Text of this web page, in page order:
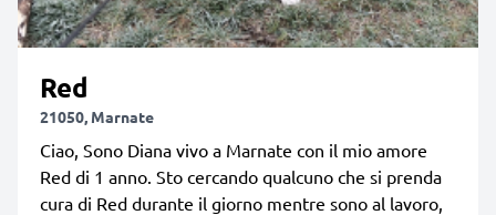
Red
21050, Marnate
Ciao, Sono Diana vivo a Marnate con il mio amore
Red di 1 anno. Sto cercando qualcuno che si prenda
cura di Red durante il giorno mentre sono al lavoro,